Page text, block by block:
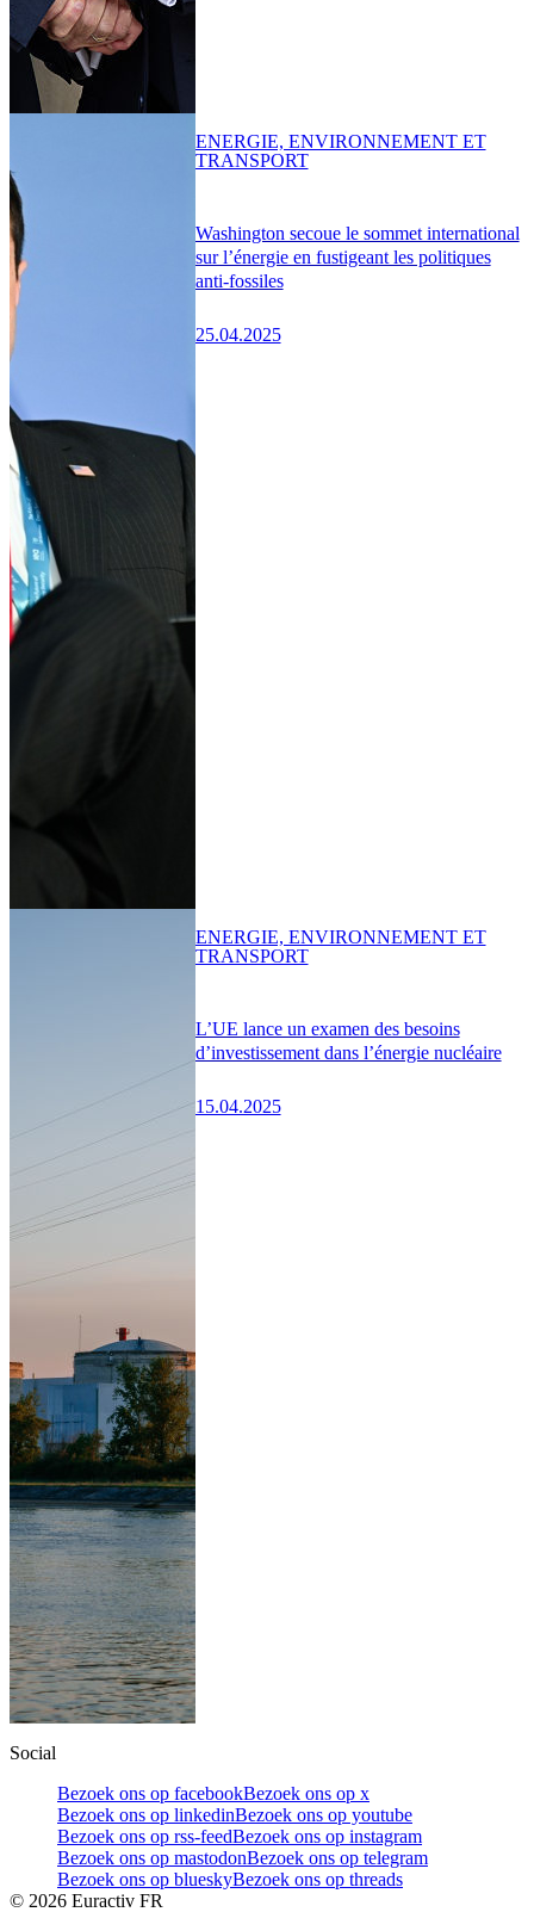
Washington secoue le sommet international
sur l’énergie en fustigeant les politiques
anti-fossiles
25.04.2025
ENERGIE, ENVIRONNEMENT ET
TRANSPORT
L’UE lance un examen des besoins
d’investissement dans l’énergie nucléaire
15.04.2025
ENERGIE, ENVIRONNEMENT ET
TRANSPORT
Social
Bezoek ons op facebookBezoek ons op x
Bezoek ons op linkedinBezoek ons op youtube
Bezoek ons op rss-feedBezoek ons op instagram
Bezoek ons op mastodonBezoek ons op telegram
Bezoek ons op blueskyBezoek ons op threads
© 2026 Euractiv FR